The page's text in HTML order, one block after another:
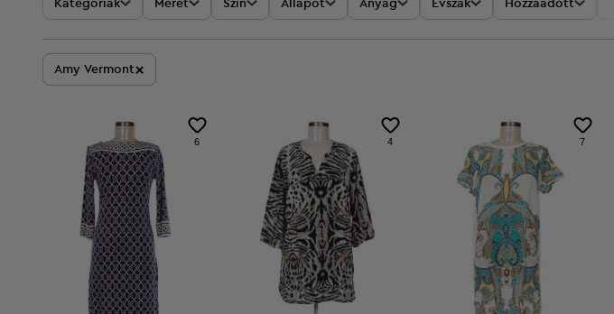
Kategóriák Méret Szín Állapot Anyag Évszak Hozzáadott
Amy Vermont×
6 4 7